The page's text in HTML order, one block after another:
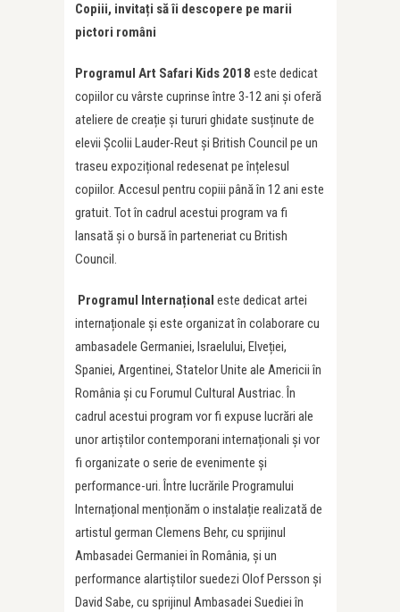
Copiii, invitați să îi descopere pe marii
pictori români
Programul Art Safari Kids 2018 este dedicat
copiilor cu vârste cuprinse între 3-12 ani și oferă
ateliere de creație și tururi ghidate susținute de
elevii Școlii Lauder-Reut și British Council pe un
traseu expozițional redesenat pe înțelesul
copiilor. Accesul pentru copiii până în 12 ani este
gratuit. Tot în cadrul acestui program va fi
lansată și o bursă în parteneriat cu British
Council.
Programul Internațional este dedicat artei
internaționale și este organizat în colaborare cu
ambasadele Germaniei, Israelului, Elveției,
Spaniei, Argentinei, Statelor Unite ale Americii în
România și cu Forumul Cultural Austriac. În
cadrul acestui program vor fi expuse lucrări ale
unor artiștilor contemporani internaționali și vor
fi organizate o serie de evenimente și
performance-uri. Între lucrările Programului
Internațional menționăm o instalație realizată de
artistul german Clemens Behr, cu sprijinul
Ambasadei Germaniei în România, și un
performance alartiștilor suedezi Olof Persson și
David Sabe, cu sprijinul Ambasadei Suediei în